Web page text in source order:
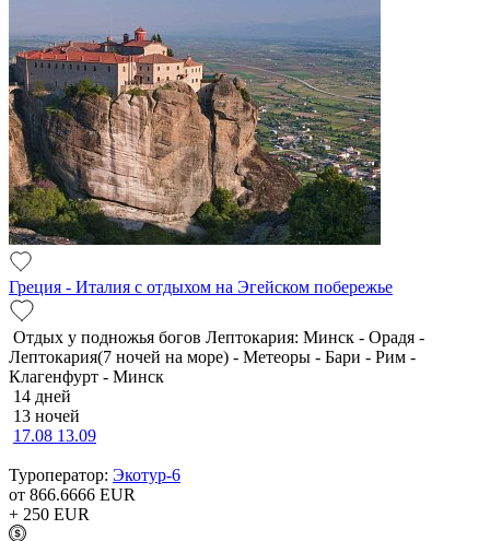
Греция - Италия с отдыхом на Эгейском побережье
Отдых у подножья богов Лептокария: Минск - Орадя -
Лептокария(7 ночей на море) - Метеоры - Бари - Рим -
Клагенфурт - Минск
14 дней
13 ночей
17.08 13.09
Туроператор: Экотур-6
от 866.6666 EUR
+ 250 EUR